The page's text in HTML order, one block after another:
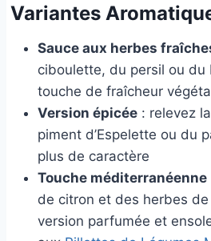
Variantes
Sauce aux herbes
ciboulette, du persil ou du
touche de fraîcheur
Version épicée : relevez
piment d’Espelette ou du
plus de caractère
Touche méditerranéenne
de citron et des herbes
version parfumée et